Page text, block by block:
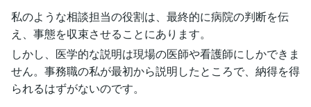
私のような相談担当の役割は、最終的に病院の判断を伝
え、事態を収束させることにあります。
しかし、医学的な説明は現場の医師や看護師にしかできま
せん。事務職の私が最初から説明したところで、納得を得
られるはずがないのです。